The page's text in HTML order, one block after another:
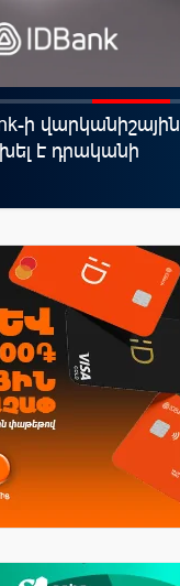
ի վարկանիշային
է դրականի